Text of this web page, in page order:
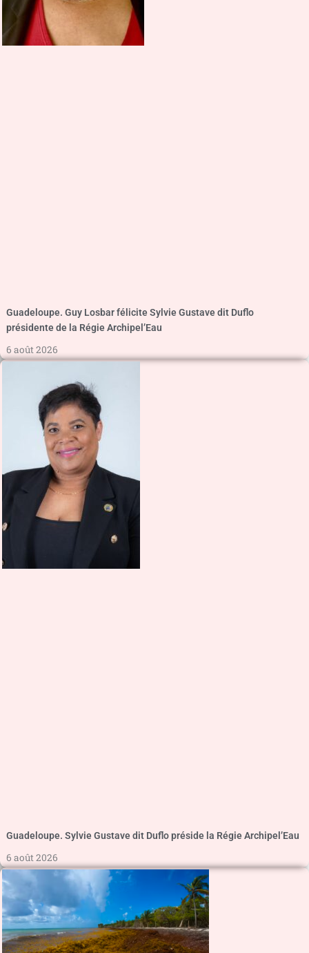
Guadeloupe. Guy Losbar félicite Sylvie Gustave dit Duflo
présidente de la Régie Archipel’Eau
6 août 2026
Guadeloupe. Sylvie Gustave dit Duflo préside la Régie Archipel’Eau
6 août 2026